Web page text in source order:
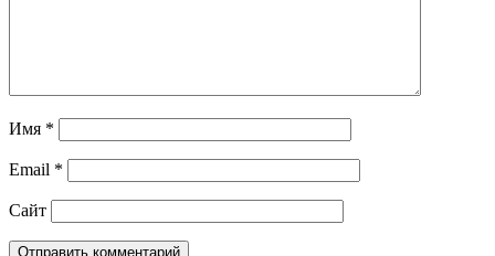
Имя *
Email *
Сайт